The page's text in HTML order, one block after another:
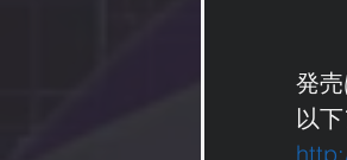
発
以